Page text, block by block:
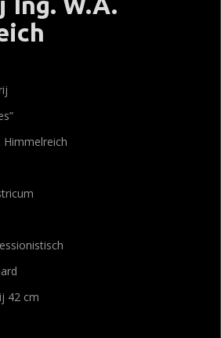
Himmelreich
42 cm